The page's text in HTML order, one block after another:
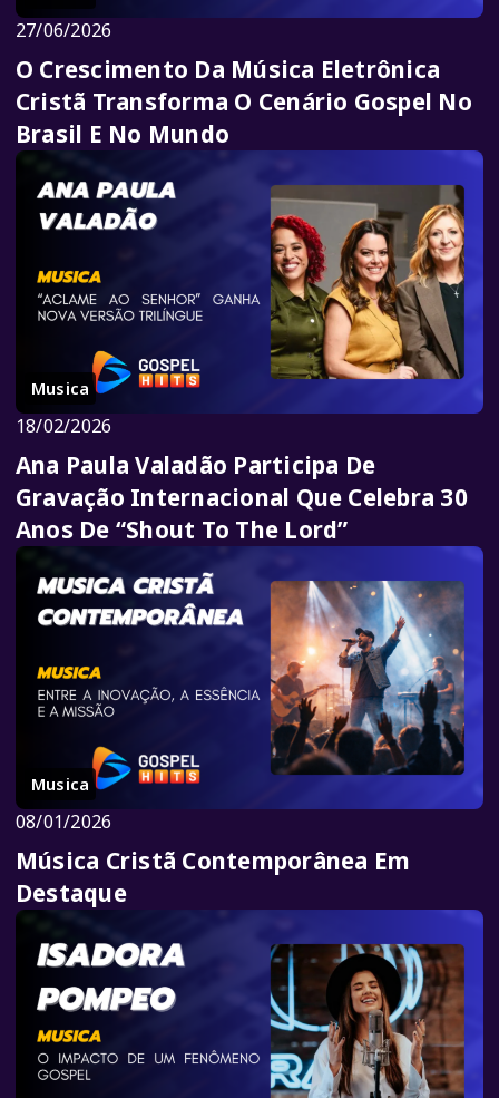
27/06/2026
O Crescimento Da Música Eletrônica
Cristã Transforma O Cenário Gospel No
Brasil E No Mundo
Musica
18/02/2026
Ana Paula Valadão Participa De
Gravação Internacional Que Celebra 30
Anos De “Shout To The Lord”
Musica
08/01/2026
Música Cristã Contemporânea Em
Destaque